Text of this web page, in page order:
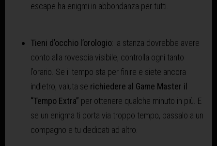
escape ha enigmi in abbondanza per tutti.
Tieni d’occhio l’orologio: la stanza dovrebbe avere
conto alla rovescia visibile, controlla ogni tanto
l’orario. Se il tempo sta per finire e siete ancora
indietro, valuta se richiedere al Game Master il
“Tempo Extra” per ottenere qualche minuto in più. E
se un enigma ti porta via troppo tempo, passalo a un
compagno e tu dedicati ad altro.